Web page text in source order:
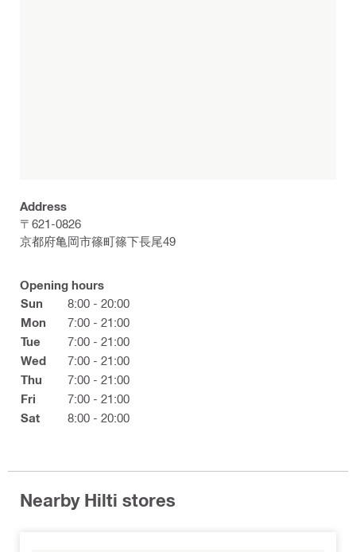
Address
〒621-0826
京都府亀岡市篠町篠下長尾49
Opening hours
Sun
8:00 - 20:00
Mon
7:00 - 21:00
Tue
7:00 - 21:00
Wed
7:00 - 21:00
Thu
7:00 - 21:00
Fri
7:00 - 21:00
Sat
8:00 - 20:00
Nearby Hilti stores